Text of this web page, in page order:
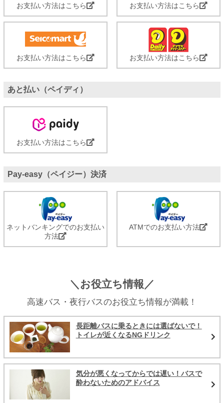
お支払い方法はこちら お支払い方法はこちら
お支払い方法はこちら お支払い方法はこちら
あと払い（ペイディ）
お支払い方法はこちら
Pay-easy（ペイジー）決済
ネットバンキングでのお支払い
方法
ATMでのお支払い方法
＼お役立ち情報／
高速バス・夜行バスのお役立ち情報が満載！
長距離バスに乗るときには選ばないで！
トイレが近くなるNGドリンク
気分が悪くなってからでは遅い！バスで
酔わないためのアドバイス